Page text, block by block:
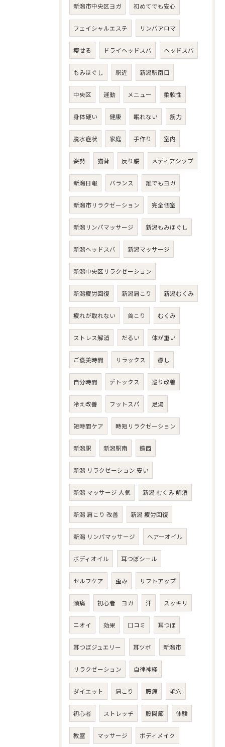
新潟市中央区ヨガ 初めてでも安心
フェイシャルエステ リンパアロマ
痩せる ドライヘッドスパ ヘッドスパ
もみほぐし 駅近 新潟駅南口
中央区 運動 メニュー 柔軟性
身体硬い 健康 眠れない 筋力
脱水症状 家庭 手作り 室内
姿勢 猫背 反り腰 メディアシップ
新潟日報 バランス 誰でもヨガ
新潟市リラクゼーション 完全個室
新潟リンパマッサージ 新潟もみほぐし
新潟ヘッドスパ 新潟マッサージ
新潟中央区リラクゼーション
新潟疲労回復 新潟肩こり 新潟むくみ
疲れが取れない 首こり むくみ
ストレス解消 だるい 体が重い
ご褒美時間 リラックス 癒し
自分時間 デトックス 巡り改善
冷え改善 フットスパ 足湯
短時間ケア 時短リラクゼーション
新潟駅 新潟駅南 鎧西
新潟 リラクゼーション 安い
新潟 マッサージ 人気 新潟 むくみ 解消
新潟 肩こり 改善 新潟 疲労回復
新潟 リンパマッサージ ヘアーオイル
ボディオイル 耳つぼシール
セルフケア 歪み リフトアップ
頭痛 初心者 ヨガ 汗 スッキリ
ニオイ 効果 口コミ 耳つぼ
耳つぼジュエリー 耳ツボ 新潟市
リラクゼーション 自律神経
ダイエット 肩こり 腰痛 毛穴
初心者 ストレッチ 股関節 体験
教室 マッサージ ボディメイク